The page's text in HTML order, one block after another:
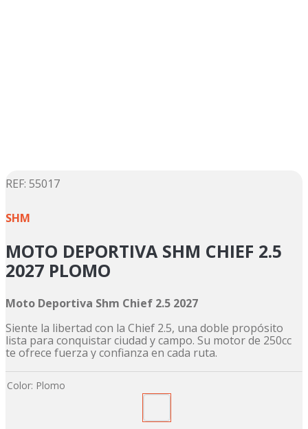
: 55017
SHM
MOTO DEPORTIVA SHM CHIEF 2.5
2027 PLOMO
Moto Deportiva Shm Chief 2.5 2027
Siente la libertad con la Chief 2.5, una doble propósito
lista para conquistar ciudad y campo. Su motor de 250cc
te ofrece fuerza y confianza en cada ruta.
Color: Plomo